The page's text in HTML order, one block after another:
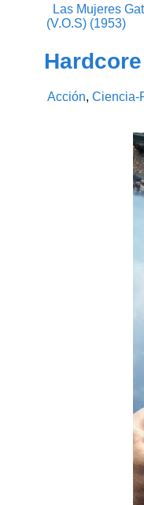
Las Mujeres
(V.O.S) (1953)
Acción,Ciencia-